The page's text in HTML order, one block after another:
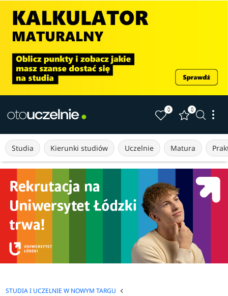
0 0
Studia Kierunki studiów Uczelnie Matura
STUDIA I UCZELNIE W NOWYM TARGU